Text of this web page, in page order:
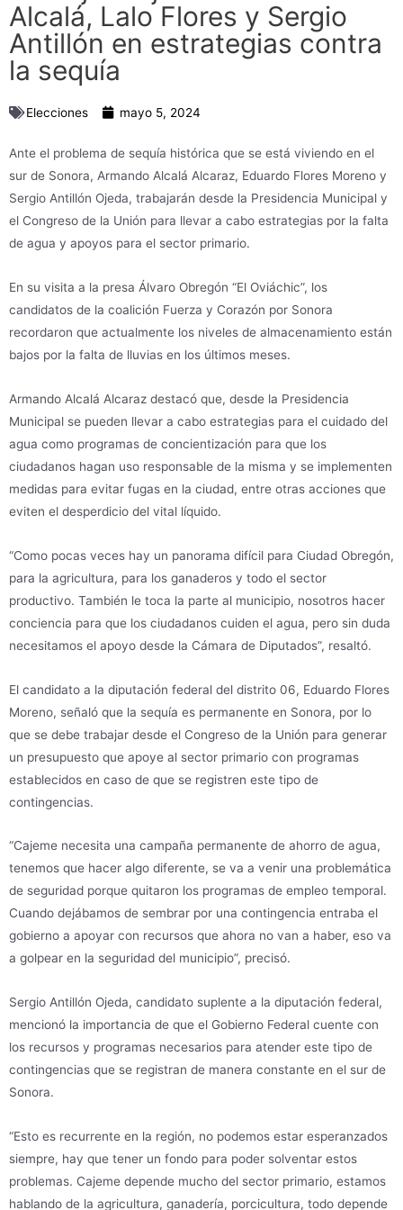
Alcalá, Lalo Flores y Sergio
Antillón en estrategias contra
la sequía
Elecciones mayo 5, 2024
Ante el problema de sequía histórica que se está viviendo en el
sur de Sonora, Armando Alcalá Alcaraz, Eduardo Flores Moreno y
Sergio Antillón Ojeda, trabajarán desde la Presidencia Municipal y
el Congreso de la Unión para llevar a cabo estrategias por la falta
de agua y apoyos para el sector primario.
En su visita a la presa Álvaro Obregón “El Oviáchic”, los
candidatos de la coalición Fuerza y Corazón por Sonora
recordaron que actualmente los niveles de almacenamiento están
bajos por la falta de lluvias en los últimos meses.
Armando Alcalá Alcaraz destacó que, desde la Presidencia
Municipal se pueden llevar a cabo estrategias para el cuidado del
agua como programas de concientización para que los
ciudadanos hagan uso responsable de la misma y se implementen
medidas para evitar fugas en la ciudad, entre otras acciones que
eviten el desperdicio del vital líquido.
“Como pocas veces hay un panorama difícil para Ciudad Obregón,
para la agricultura, para los ganaderos y todo el sector
productivo. También le toca la parte al municipio, nosotros hacer
conciencia para que los ciudadanos cuiden el agua, pero sin duda
necesitamos el apoyo desde la Cámara de Diputados”, resaltó.
El candidato a la diputación federal del distrito 06, Eduardo Flores
Moreno, señaló que la sequía es permanente en Sonora, por lo
que se debe trabajar desde el Congreso de la Unión para generar
un presupuesto que apoye al sector primario con programas
establecidos en caso de que se registren este tipo de
contingencias.
“Cajeme necesita una campaña permanente de ahorro de agua,
tenemos que hacer algo diferente, se va a venir una problemática
de seguridad porque quitaron los programas de empleo temporal.
Cuando dejábamos de sembrar por una contingencia entraba el
gobierno a apoyar con recursos que ahora no van a haber, eso va
a golpear en la seguridad del municipio”, precisó.
Sergio Antillón Ojeda, candidato suplente a la diputación federal,
mencionó la importancia de que el Gobierno Federal cuente con
los recursos y programas necesarios para atender este tipo de
contingencias que se registran de manera constante en el sur de
Sonora.
“Esto es recurrente en la región, no podemos estar esperanzados
siempre, hay que tener un fondo para poder solventar estos
problemas. Cajeme depende mucho del sector primario, estamos
hablando de la agricultura, ganadería, porcicultura, todo depende